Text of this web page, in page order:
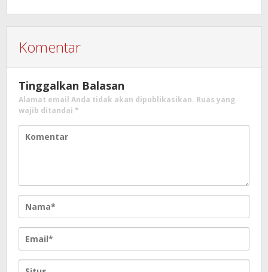
Komentar
Tinggalkan Balasan
Alamat email Anda tidak akan dipublikasikan. Ruas yang
wajib ditandai *